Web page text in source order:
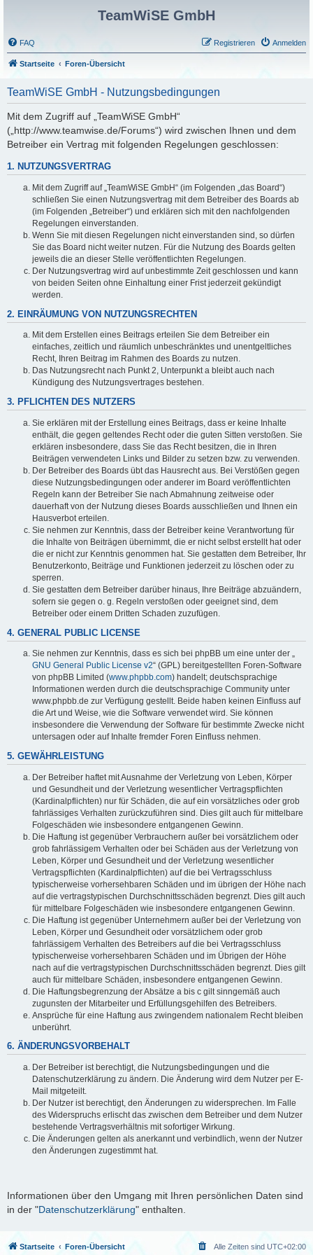
TeamWiSE GmbH
FAQ Anmelden
Registrieren
Startseite Foren-Übersicht
TeamWiSE GmbH - Nutzungsbedingungen
Mit dem Zugriff auf „TeamWiSE GmbH“
(„http://www.teamwise.de/Forums“) wird zwischen Ihnen und dem
Betreiber ein Vertrag mit folgenden Regelungen geschlossen:
1. NUTZUNGSVERTRAG
Mit dem Zugriff auf „TeamWiSE GmbH“ (im Folgenden „das Board“)
schließen Sie einen Nutzungsvertrag mit dem Betreiber des Boards ab
(im Folgenden „Betreiber“) und erklären sich mit den nachfolgenden
Regelungen einverstanden.
Wenn Sie mit diesen Regelungen nicht einverstanden sind, so dürfen
Sie das Board nicht weiter nutzen. Für die Nutzung des Boards gelten
jeweils die an dieser Stelle veröffentlichten Regelungen.
Der Nutzungsvertrag wird auf unbestimmte Zeit geschlossen und kann
von beiden Seiten ohne Einhaltung einer Frist jederzeit gekündigt
werden.
2. EINRÄUMUNG VON NUTZUNGSRECHTEN
Mit dem Erstellen eines Beitrags erteilen Sie dem Betreiber ein
einfaches, zeitlich und räumlich unbeschränktes und unentgeltliches
Recht, Ihren Beitrag im Rahmen des Boards zu nutzen.
Das Nutzungsrecht nach Punkt 2, Unterpunkt a bleibt auch nach
Kündigung des Nutzungsvertrages bestehen.
3. PFLICHTEN DES NUTZERS
Sie erklären mit der Erstellung eines Beitrags, dass er keine Inhalte
enthält, die gegen geltendes Recht oder die guten Sitten verstoßen. Sie
erklären insbesondere, dass Sie das Recht besitzen, die in Ihren
Beiträgen verwendeten Links und Bilder zu setzen bzw. zu verwenden.
Der Betreiber des Boards übt das Hausrecht aus. Bei Verstößen gegen
diese Nutzungsbedingungen oder anderer im Board veröffentlichten
Regeln kann der Betreiber Sie nach Abmahnung zeitweise oder
dauerhaft von der Nutzung dieses Boards ausschließen und Ihnen ein
Hausverbot erteilen.
Sie nehmen zur Kenntnis, dass der Betreiber keine Verantwortung für
die Inhalte von Beiträgen übernimmt, die er nicht selbst erstellt hat oder
die er nicht zur Kenntnis genommen hat. Sie gestatten dem Betreiber, Ihr
Benutzerkonto, Beiträge und Funktionen jederzeit zu löschen oder zu
sperren.
Sie gestatten dem Betreiber darüber hinaus, Ihre Beiträge abzuändern,
sofern sie gegen o. g. Regeln verstoßen oder geeignet sind, dem
Betreiber oder einem Dritten Schaden zuzufügen.
4. GENERAL PUBLIC LICENSE
Sie nehmen zur Kenntnis, dass es sich bei phpBB um eine unter der „
GNU General Public License v2“ (GPL) bereitgestellten Foren-Software
von phpBB Limited (www.phpbb.com) handelt; deutschsprachige
Informationen werden durch die deutschsprachige Community unter
www.phpbb.de zur Verfügung gestellt. Beide haben keinen Einfluss auf
die Art und Weise, wie die Software verwendet wird. Sie können
insbesondere die Verwendung der Software für bestimmte Zwecke nicht
untersagen oder auf Inhalte fremder Foren Einfluss nehmen.
5. GEWÄHRLEISTUNG
Der Betreiber haftet mit Ausnahme der Verletzung von Leben, Körper
und Gesundheit und der Verletzung wesentlicher Vertragspflichten
(Kardinalpflichten) nur für Schäden, die auf ein vorsätzliches oder grob
fahrlässiges Verhalten zurückzuführen sind. Dies gilt auch für mittelbare
Folgeschäden wie insbesondere entgangenen Gewinn.
Die Haftung ist gegenüber Verbrauchern außer bei vorsätzlichem oder
grob fahrlässigem Verhalten oder bei Schäden aus der Verletzung von
Leben, Körper und Gesundheit und der Verletzung wesentlicher
Vertragspflichten (Kardinalpflichten) auf die bei Vertragsschluss
typischerweise vorhersehbaren Schäden und im übrigen der Höhe nach
auf die vertragstypischen Durchschnittsschäden begrenzt. Dies gilt auch
für mittelbare Folgeschäden wie insbesondere entgangenen Gewinn.
Die Haftung ist gegenüber Unternehmern außer bei der Verletzung von
Leben, Körper und Gesundheit oder vorsätzlichem oder grob
fahrlässigem Verhalten des Betreibers auf die bei Vertragsschluss
typischerweise vorhersehbaren Schäden und im Übrigen der Höhe
nach auf die vertragstypischen Durchschnittsschäden begrenzt. Dies gilt
auch für mittelbare Schäden, insbesondere entgangenen Gewinn.
Die Haftungsbegrenzung der Absätze a bis c gilt sinngemäß auch
zugunsten der Mitarbeiter und Erfüllungsgehilfen des Betreibers.
Ansprüche für eine Haftung aus zwingendem nationalem Recht bleiben
unberührt.
6. ÄNDERUNGSVORBEHALT
Der Betreiber ist berechtigt, die Nutzungsbedingungen und die
Datenschutzerklärung zu ändern. Die Änderung wird dem Nutzer per E-
Mail mitgeteilt.
Der Nutzer ist berechtigt, den Änderungen zu widersprechen. Im Falle
des Widerspruchs erlischt das zwischen dem Betreiber und dem Nutzer
bestehende Vertragsverhältnis mit sofortiger Wirkung.
Die Änderungen gelten als anerkannt und verbindlich, wenn der Nutzer
den Änderungen zugestimmt hat.
Informationen über den Umgang mit Ihren persönlichen Daten sind
in der "Datenschutzerklärung" enthalten.
Startseite Foren-Übersicht Alle Zeiten sind UTC+02:00